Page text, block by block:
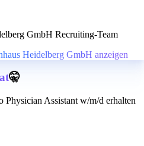
GmbH Recruiting-Team
Heidelberg GmbH anzeigen
🤫
Physician Assistant w/m/d erhalten